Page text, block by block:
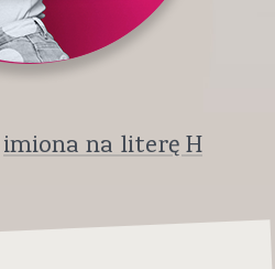
imiona na literę H